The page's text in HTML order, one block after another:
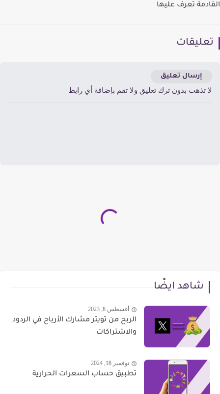
تعرف عليها
إرسال تعليق
تذهب بدون ترك تعليق ولا تقم بإضافة أي رابط
شاهد ايضًا
أغسطس 8, 2023
الربح من تويتر مشارك الأرباح في الردود
والاشتراكات
نوفمبر 18, 2024
تطبيق حساب السعرات الحرارية